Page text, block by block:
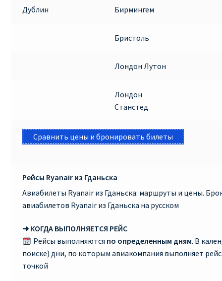
Дублин Бирмингем
Бристоль
Лондон Лутон
Лондон
Станстед
Сравнить цены и бронировать билеты
Рейсы Ryanair из Гданьска
Авиабилеты Ryanair из Гданьска: маршруты и цены.
авиабилетов Ryanair из Гданьска на русском
➜ КОГДА ВЫПОЛНЯЕТСЯ РЕЙС
Рейсы выполняются по определенным дням. В
поиске) дни, по которым авиакомпания выполняет
точкой